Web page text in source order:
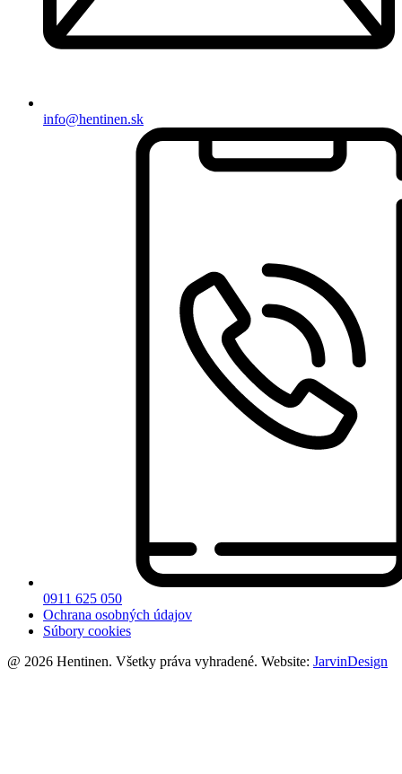
info@hentinen.sk
0911 625 050
Ochrana osobných údajov
Súbory cookies
@ 2026 Hentinen. Všetky práva vyhradené. Website: JarvinDesign